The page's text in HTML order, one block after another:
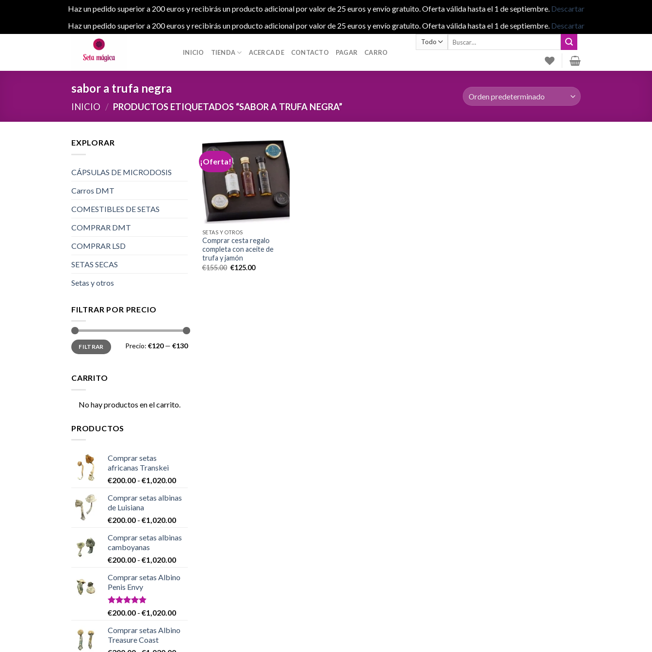
Haz un pedido superior a 200 euros y recibirás un producto adicional por valor de 25 euros y envío gratuito. Oferta válida hasta el 1 de septiembre. Descartar
Haz un pedido superior a 200 euros y recibirás un producto adicional por valor de 25 euros y envío gratuito. Oferta válida hasta el 1 de septiembre. Descartar
INICIO TIENDA ACERCA DE CONTACTO PAGAR CARRO
Buscar
sabor a trufa negra
INICIO / PRODUCTOS ETIQUETADOS “SABOR A TRUFA NEGRA”
EXPLORAR
CÁPSULAS DE MICRODOSIS
Carros DMT
COMESTIBLES DE SETAS
COMPRAR DMT
COMPRAR LSD
SETAS SECAS
Setas y otros
FILTRAR POR PRECIO
Precio
mínimo
Precio
máximo
FILTRAR Precio: €120— €130
CARRITO
No hay productos en el carrito.
PRODUCTOS
Comprar setas
africanas Transkei
€200.00 - €1,020.00Rango
precios:
€200.00
€1,020.00
Comprar setas albinas
de Luisiana
€200.00 - €1,020.00Rango
precios:
€200.00
€1,020.00
Comprar setas albinas
camboyanas
€200.00 - €1,020.00Rango
precios:
hasta
Comprar setas Albino
Penis Envy
Valorado
de 5
€200.00 - €1,020.00Rango
precios:
Comprar setas Albino
Treasure Coast
¡Oferta!
Add to
wishlist
SETAS Y OTROS
Comprar cesta regalo
completa con aceite de
trufa y jamón
€155.00 El
€125.00El